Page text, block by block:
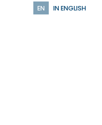
EN IN ENGLISH